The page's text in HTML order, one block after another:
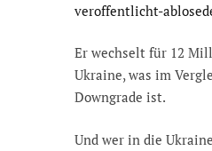
veroffentlicht-
Er wechselt für 12
Ukraine, was im
Downgrade ist.
Und wer in die